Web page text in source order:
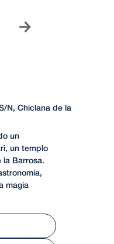
N, Chiclana de la
un
un templo
la Barrosa.
magia